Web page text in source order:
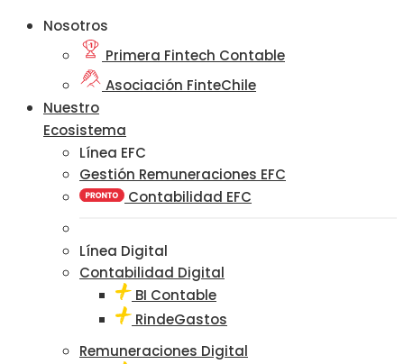
Nosotros
Primera Fintech Contable
Asociación FinteChile
Nuestro
Ecosistema
Línea EFC
Gestión Remuneraciones EFC
Contabilidad EFC
Línea Digital
Contabilidad Digital
BI Contable
RindeGastos
Remuneraciones Digital